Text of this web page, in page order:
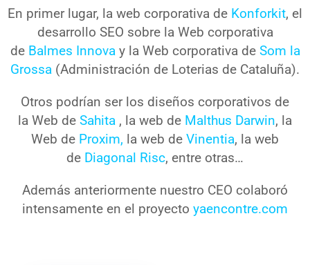
En primer lugar, la web corporativa de Konforkit, el
desarrollo SEO sobre la Web corporativa
de Balmes Innova y la Web corporativa de Som la
Grossa (Administración de Loterias de Cataluña).
Otros podrían ser los diseños corporativos de
la Web de Sahita , la web de Malthus Darwin, la
Web de Proxim, la web de Vinentia, la web
de Diagonal Risc, entre otras…
Además anteriormente nuestro CEO colaboró
intensamente en el proyecto yaencontre.com